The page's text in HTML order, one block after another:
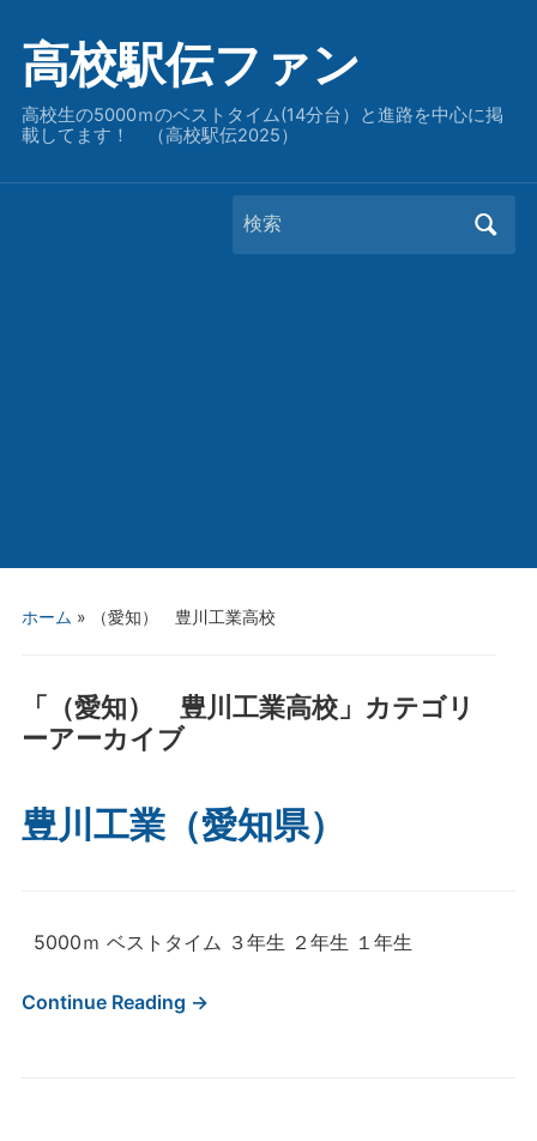
高校駅伝ファン
高校生の5000ｍのベストタイム(14分台）と進路を中心に掲
載してます！ （高校駅伝2025）
Search
for:
ホーム » （愛知） 豊川工業高校
「 （愛知） 豊川工業高校」カテゴリ
ーアーカイブ
豊川工業（愛知県）
5000ｍ ベストタイム ３年生 ２年生 １年生
Continue Reading →